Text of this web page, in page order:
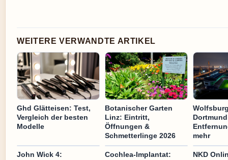
WEITERE VERWANDTE ARTIKEL
Ghd Glätteisen: Test,
Vergleich der besten
Modelle
Botanischer Garten
Linz: Eintritt,
Öffnungen &
Schmetterlinge 2026
mehr
John Wick 4:
Cochlea-Implantat:
NKD